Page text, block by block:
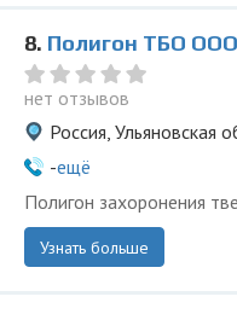
8. Полигон ТБО
нет отзывов
Россия, Ульяновская
-ещё
Полигон захоронения
Узнать больше